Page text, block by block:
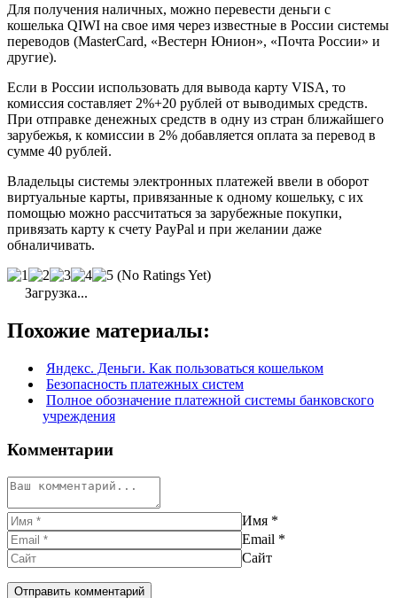
Для получения наличных, можно перевести деньги с
кошелька QIWI на свое имя через известные в России системы
переводов (MasterCard, «Вестерн Юнион», «Почта России» и
другие).
Если в России использовать для вывода карту VISA, то
комиссия составляет 2%+20 рублей от выводимых средств.
При отправке денежных средств в одну из стран ближайшего
зарубежья, к комиссии в 2% добавляется оплата за перевод в
сумме 40 рублей.
Владельцы системы электронных платежей ввели в оборот
виртуальные карты, привязанные к одному кошельку, с их
помощью можно рассчитаться за зарубежные покупки,
привязать карту к счету PayPal и при желании даже
обналичивать.
(No Ratings Yet)
Загрузка...
Похожие материалы:
Яндекс. Деньги. Как пользоваться кошельком
Безопасность платежных систем
Полное обозначение платежной системы банковского
учреждения
Комментарии
Имя *
Email *
Сайт